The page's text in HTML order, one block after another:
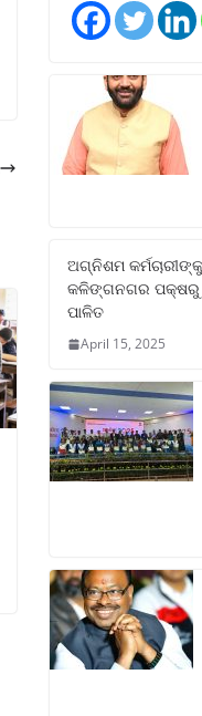
ଅଗ୍ନିଶମ
କଳିଙ୍ଗନଗର ପକ୍ଷରୁ
ପାଳିତ
April 15, 2025